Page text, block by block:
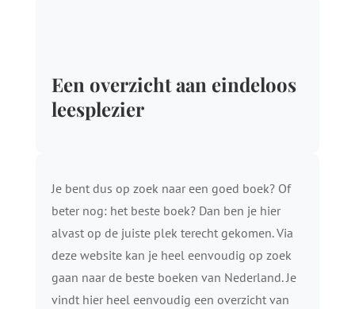
Een overzicht aan eindeloos
leesplezier
Je bent dus op zoek naar een goed boek? Of
beter nog: het beste boek? Dan ben je hier
alvast op de juiste plek terecht gekomen. Via
deze website kan je heel eenvoudig op zoek
gaan naar de beste boeken van Nederland. Je
vindt hier heel eenvoudig een overzicht van